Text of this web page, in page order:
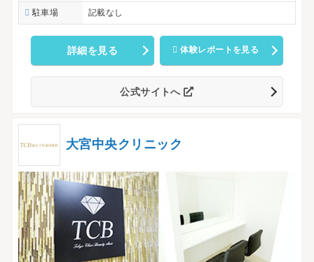
駐車場 記載なし
詳細を見る 体験レポートを見る
公式サイトへ
大宮中央クリニック